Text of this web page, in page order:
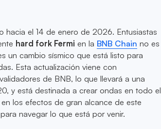
el 14 de enero de 2026. Entusiastas
hard fork Fermi en la BNB Chain no es
un cambio sísmico que está listo para
Esta actualización viene con
de BNB, lo que llevará a una
y está destinada a crear ondas en todo el
los efectos de gran alcance de este
navegar lo que está por venir.